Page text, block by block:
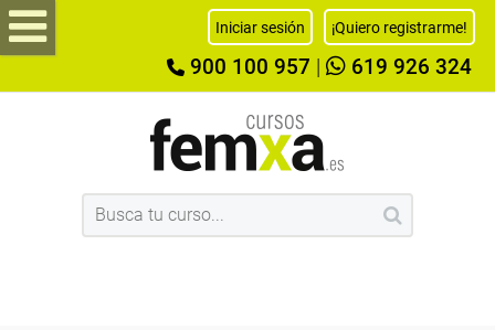
Iniciar sesión ¡Quiero registrarme!
900 100 957 619 926 324